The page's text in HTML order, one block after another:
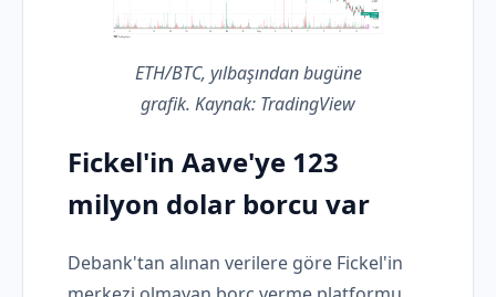
ETH/BTC, yılbaşından bugüne
grafik. Kaynak: TradingView
Fickel'in Aave'ye 123
milyon dolar borcu var
Debank'tan alınan verilere göre Fickel'in